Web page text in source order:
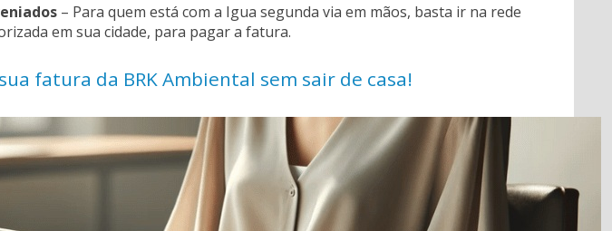
– Para quem está com a Igua segunda via em mãos, basta ir na rede
em sua cidade, para pagar a fatura.
fatura da BRK Ambiental sem sair de casa!